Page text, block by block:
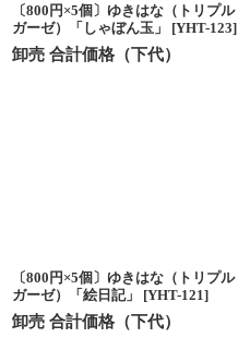
〔800円×5個〕ゆきはな（トリプル
ガーゼ）「しゃぼん玉」
[YHT-123]
卸売 合計価格（下代）
〔800円×5個〕ゆきはな（トリプル
ガーゼ）「絵日記」
[YHT-121]
卸売 合計価格（下代）